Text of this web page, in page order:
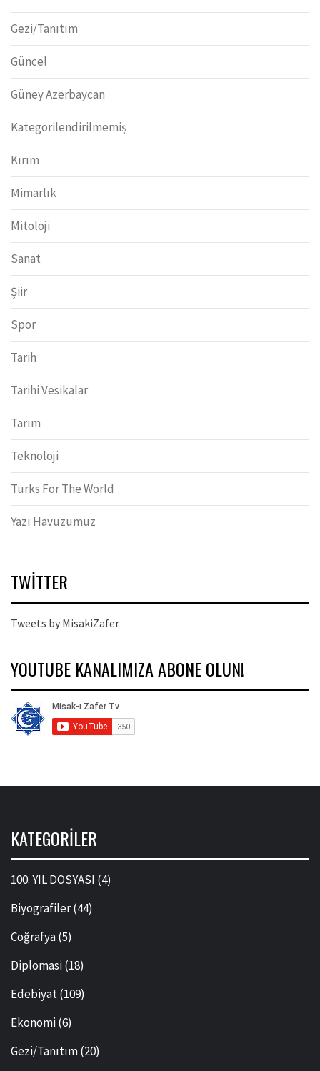
Gezi/Tanıtım
Güncel
Güney Azerbaycan
Kategorilendirilmemiş
Kırım
Mimarlık
Mitoloji
Sanat
Şiir
Spor
Tarih
Tarihi Vesikalar
Tarım
Teknoloji
Turks For The World
Yazı Havuzumuz
TWITTER
Tweets by MisakiZafer
YOUTUBE KANALIMIZA ABONE OLUN!
KATEGORILER
100. YIL DOSYASI (4)
Biyografiler(44)
Coğrafya(5)
Diplomasi(18)
Edebiyat(109)
Ekonomi(6)
Gezi/Tanıtım(20)